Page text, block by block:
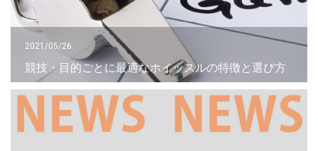
2021/05/26
競技・目的ごとに最適なホイッスルの特徴と選び方